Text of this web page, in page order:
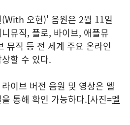
오현)' 음원은 2월 11일
뮤직, 플로, 바이브, 애플뮤
뮤직 등 전 세계 주요 온라인
할 수 있다.
이브 버전 음원 및 영상은 멜
통해 확인 가능하다.[사진=멜